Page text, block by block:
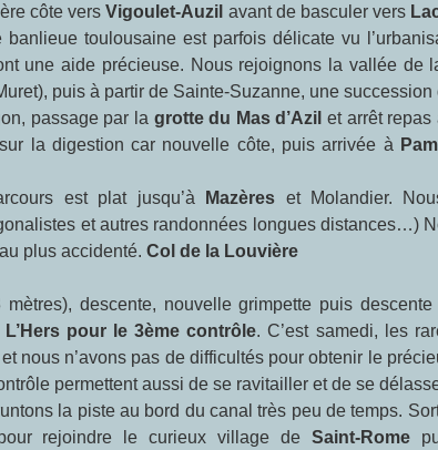
côte versVigoulet-Auzil avant de basculer vers
banlieue toulousaine est parfois délicate vu
une aide précieuse. Nous rejoignons la vallée de
puis à partir de Sainte-Suzanne, une
passage par la grotte du Mas d’Azilet arrêt
la digestion car nouvelle côte, puis arrivée à
est plat jusqu’à
Mazères et Molandier.
et autres randonnées longues distances…)
plus accidenté. Col de la Louvière
pour le 3ème contrôle. C’est samedi, les
nous n’avons pas de difficultés pour obtenir le
permettent aussi de se ravitailler et de se
la piste au bord du canal très peu de temps.
rejoindre le curieux village de Saint-Rome